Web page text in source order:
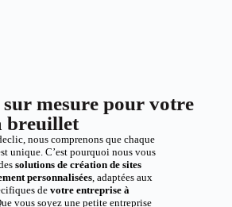
sur mesure pour votre
breuillet
nous comprenons que chaque
unique. C’est pourquoi nous vous
solutions de création de sites
personnalisées, adaptées aux
devotre entreprise à
vous soyez une petite entreprise